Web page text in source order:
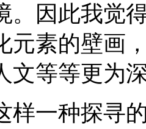
。因此我觉
元素的壁画
文等等更为
样一种探寻